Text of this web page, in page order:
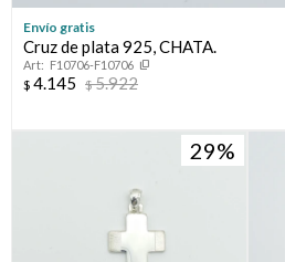
Envío gratis
Cruz de plata 925, CHATA.
F10706-F10706
$ 4.145 $5.922
29